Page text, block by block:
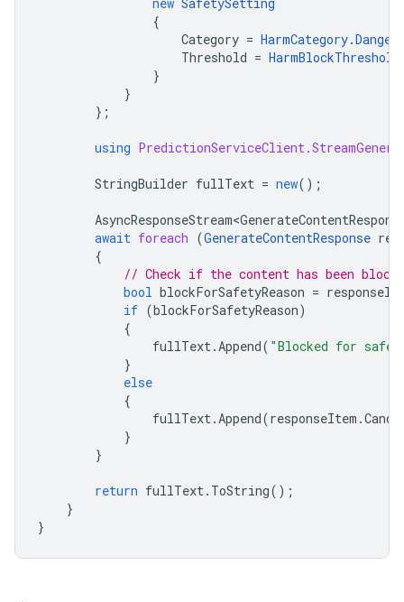
{
Category = HarmCategory.
Threshold = HarmBlockThreshold
}
}
};
using
StringBuilder fullText = new();
await foreach (GenerateContentResponse
{
// Check if the content has been
bool blockForSafetyReason =
if (blockForSafetyReason)
{
fullText.Append( "Blocked for
}
else
{
fullText.Append(responseItem .
}
}
return fullText. ToString();
}
}